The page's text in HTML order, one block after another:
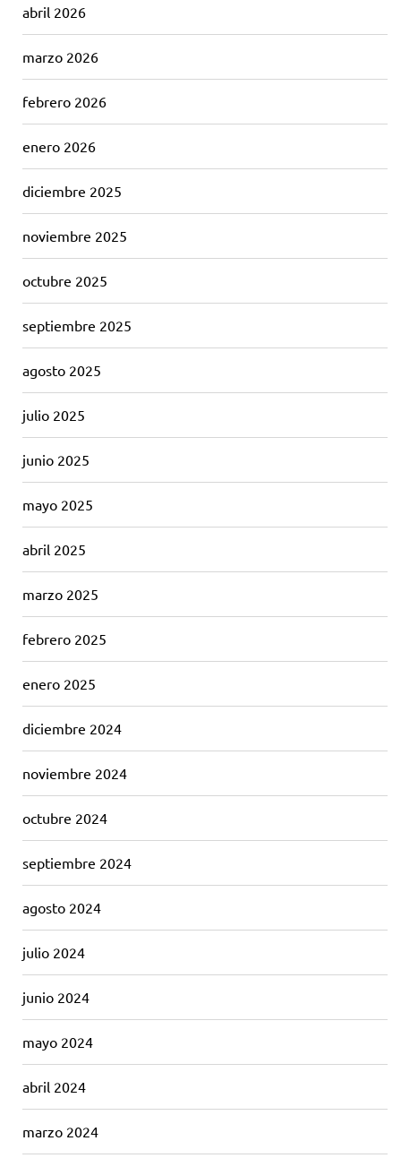
abril 2026
marzo 2026
febrero 2026
enero 2026
diciembre 2025
noviembre 2025
octubre 2025
septiembre 2025
agosto 2025
julio 2025
junio 2025
mayo 2025
abril 2025
marzo 2025
febrero 2025
enero 2025
diciembre 2024
noviembre 2024
octubre 2024
septiembre 2024
agosto 2024
julio 2024
junio 2024
mayo 2024
abril 2024
marzo 2024